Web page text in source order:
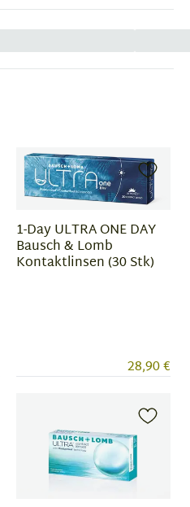
1-Day ULTRA ONE DAY
Bausch & Lomb
Kontaktlinsen (30 Stk)
28,90 €